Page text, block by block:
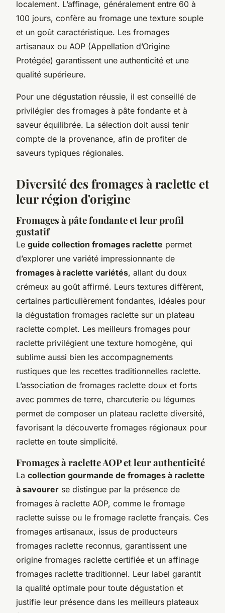
localement. L’affinage, généralement entre 60 à
100 jours, confère au fromage une texture souple
et un goût caractéristique. Les fromages
artisanaux ou AOP (Appellation d’Origine
Protégée) garantissent une authenticité et une
qualité supérieure.
Pour une dégustation réussie, il est conseillé de
privilégier des fromages à pâte fondante et à
saveur équilibrée. La sélection doit aussi tenir
compte de la provenance, afin de profiter de
saveurs typiques régionales.
Diversité des fromages à raclette et
leur région d'origine
Fromages à pâte fondante et leur profil
gustatif
Le guide collection fromages raclette permet
d’explorer une variété impressionnante de
fromages à raclette variétés, allant du doux
crémeux au goût affirmé. Leurs textures diffèrent,
certaines particulièrement fondantes, idéales pour
la dégustation fromages raclette sur un plateau
raclette complet. Les meilleurs fromages pour
raclette privilégient une texture homogène, qui
sublime aussi bien les accompagnements
rustiques que les recettes traditionnelles raclette.
L’association de fromages raclette doux et forts
avec pommes de terre, charcuterie ou légumes
permet de composer un plateau raclette diversité,
favorisant la découverte fromages régionaux pour
raclette en toute simplicité.
Fromages à raclette AOP et leur authenticité
La collection gourmande de fromages à raclette
à savourer se distingue par la présence de
fromages à raclette AOP, comme le fromage
raclette suisse ou le fromage raclette français. Ces
fromages artisanaux, issus de producteurs
fromages raclette reconnus, garantissent une
origine fromages raclette certifiée et un affinage
fromages raclette traditionnel. Leur label garantit
la qualité optimale pour toute dégustation et
justifie leur présence dans les meilleurs plateaux